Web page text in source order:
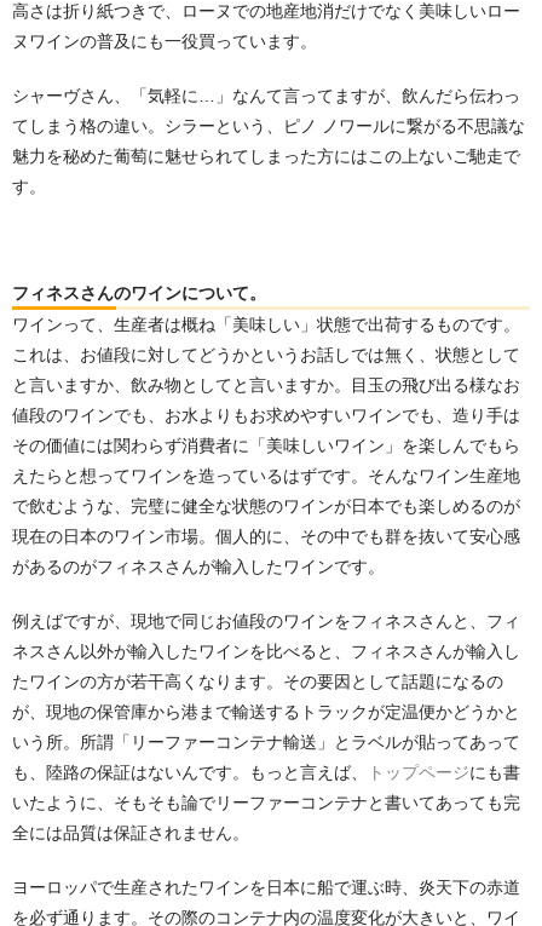
高さは折り紙つきで、ローヌでの地産地消だけでなく美味しいロー
ヌワインの普及にも一役買っています。
シャーヴさん、「気軽に…」なんて言ってますが、飲んだら伝わっ
てしまう格の違い。シラーという、ピノ ノワールに繋がる不思議な
魅力を秘めた葡萄に魅せられてしまった方にはこの上ないご馳走で
す。
フィネスさんのワインについて。
ワインって、生産者は概ね「美味しい」状態で出荷するものです。
これは、お値段に対してどうかというお話しでは無く、状態として
と言いますか、飲み物としてと言いますか。目玉の飛び出る様なお
値段のワインでも、お水よりもお求めやすいワインでも、造り手は
その価値には関わらず消費者に「美味しいワイン」を楽しんでもら
えたらと想ってワインを造っているはずです。そんなワイン生産地
で飲むような、完璧に健全な状態のワインが日本でも楽しめるのが
現在の日本のワイン市場。個人的に、その中でも群を抜いて安心感
があるのがフィネスさんが輸入したワインです。
例えばですが、現地で同じお値段のワインをフィネスさんと、フィ
ネスさん以外が輸入したワインを比べると、フィネスさんが輸入し
たワインの方が若干高くなります。その要因として話題になるの
が、現地の保管庫から港まで輸送するトラックが定温便かどうかと
いう所。所謂「リーファーコンテナ輸送」とラベルが貼ってあって
も、陸路の保証はないんです。もっと言えば、
トップページにも書
いたように、そもそも論でリーファーコンテナと書いてあっても完
全には品質は保証されません。
ヨーロッパで生産されたワインを日本に船で運ぶ時、炎天下の赤道
を必ず通ります。その際のコンテナ内の温度変化が大きいと、ワイ